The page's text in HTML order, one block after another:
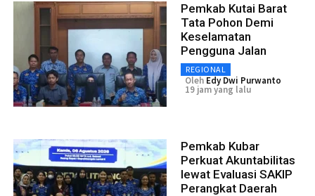
Pemkab Kutai Barat
Tata Pohon Demi
Keselamatan
Pengguna Jalan
REGIONAL
Oleh Edy Dwi Purwanto
19 jam yang lalu
Pemkab Kubar
Perkuat Akuntabilitas
lewat Evaluasi SAKIP
Perangkat Daerah